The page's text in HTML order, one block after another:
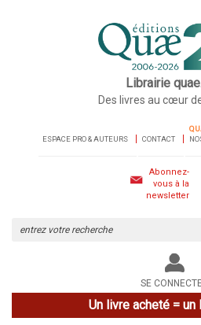
Librairie
Des livres au cœur
ESPACE PRO & AUTEURS CONTACT
Abonnez-
vous à la
newsletter
le
site
SE
Un livre acheté =